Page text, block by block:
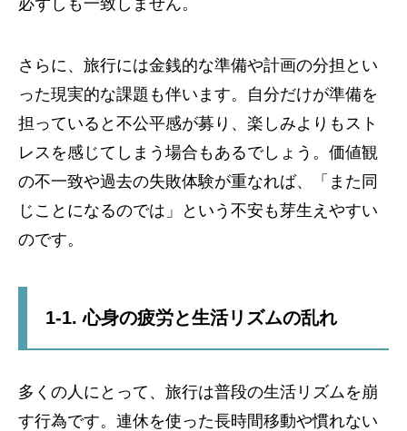
さらに、旅行には金銭的な準備や計画の分担とい
った現実的な課題も伴います。自分だけが準備を
担っていると不公平感が募り、楽しみよりもスト
レスを感じてしまう場合もあるでしょう。価値観
の不一致や過去の失敗体験が重なれば、「また同
じことになるのでは」という不安も芽生えやすい
のです。
1-1. 心身の疲労と生活リズムの乱れ
多くの人にとって、旅行は普段の生活リズムを崩
す行為です。連休を使った長時間移動や慣れない